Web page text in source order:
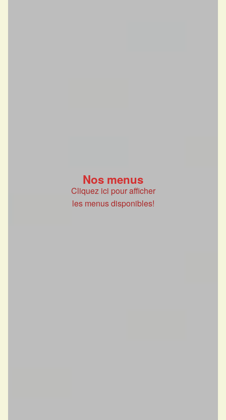
Nos menus
Cliquez ici pour afficher
les menus disponibles!